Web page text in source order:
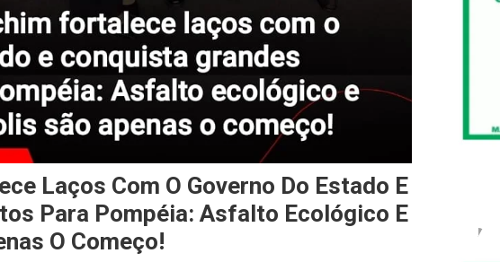
Laços Com O Governo Do Estado E
Para Pompéia: Asfalto Ecológico E
O Começo!